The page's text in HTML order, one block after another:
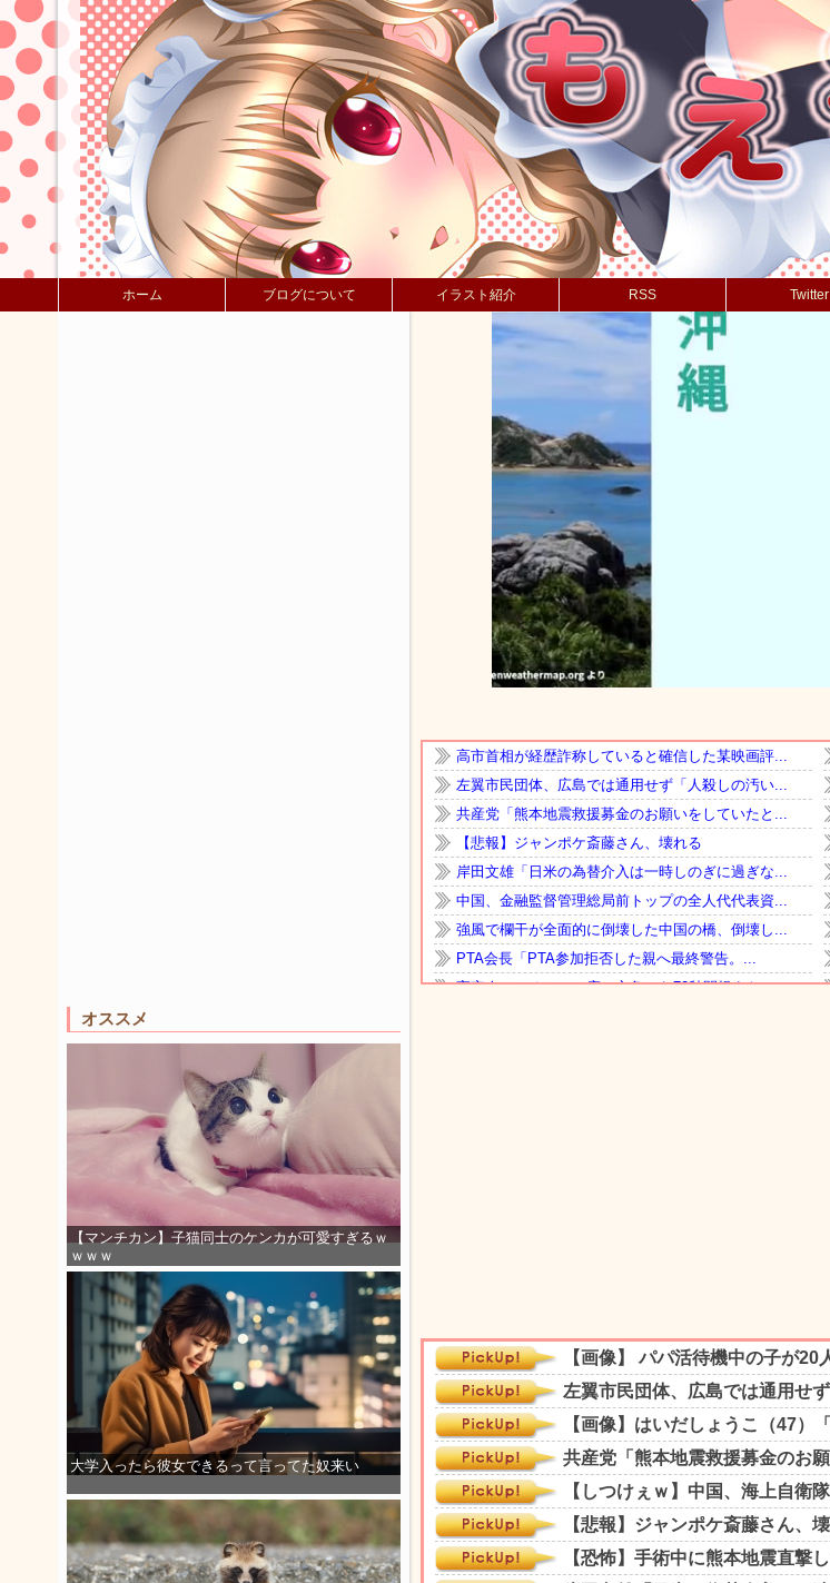
ホーム ブログについて イラスト紹介 RSS Twitter
オススメ
【マンチカン】子猫同士のケンカが可愛すぎるｗ
ｗｗｗ
大学入ったら彼女できるって言ってた奴来い